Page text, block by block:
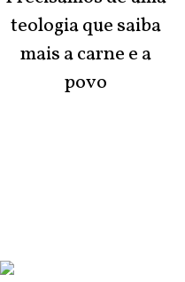
teologia que saiba
mais a carne e a
povo